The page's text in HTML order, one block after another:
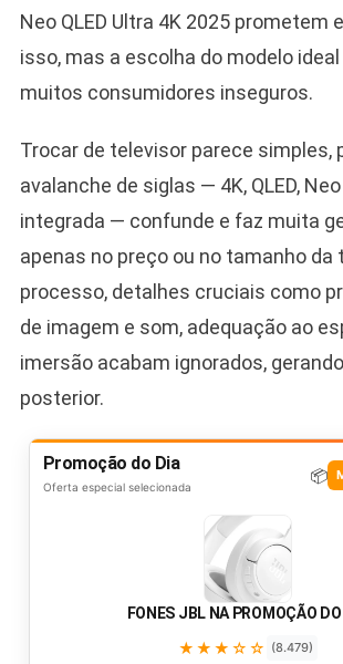
Neo QLED Ultra 4K 2025 prometem
isso, mas a escolha do modelo
muitos consumidores inseguros.
Trocar de televisor parece simples,
avalanche de siglas — 4K, QLED, Neo
integrada — confunde e faz muita
apenas no preço ou no tamanho da
processo, detalhes cruciais como
de imagem e som, adequação ao
imersão acabam ignorados,
posterior.
Promoção do Dia
Oferta especial selecionada
📦
FONES JBL NA PROMOÇÃO
★★★☆☆ (8.479)